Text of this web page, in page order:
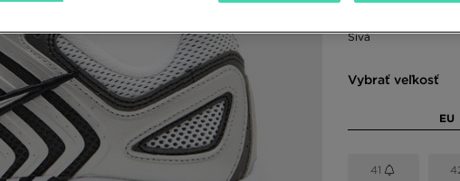
Sivá
Vybrať veľkosť
EU
41